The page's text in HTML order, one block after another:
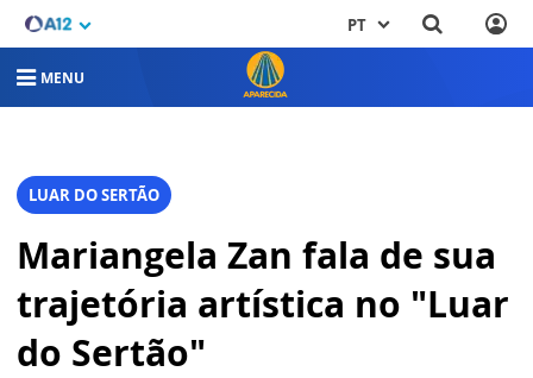
PT
MENU
LUAR DO SERTÃO
Mariangela Zan fala de sua
trajetória artística no "Luar
do Sertão"